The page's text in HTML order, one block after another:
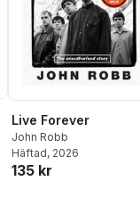
Live Forever
John Robb
Häftad, 2026
135 kr